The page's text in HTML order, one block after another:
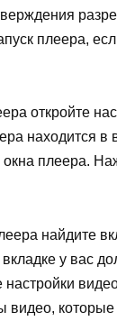
плеера,
откройте
находится в
плеера.
найдите
у вас
видео,